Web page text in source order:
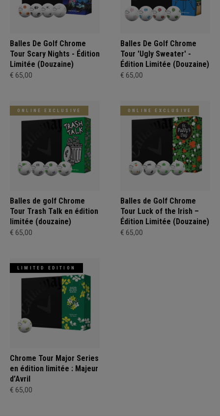
Balles De Golf Chrome
Tour Scary Nights - Édition
Limitée (Douzaine)
€ 65,00
Balles De Golf Chrome
Tour 'Ugly Sweater' -
Édition Limitée (Douzaine)
€ 65,00
ONLINE EXCLUSIVE
Balles de golf Chrome
Tour Trash Talk en édition
limitée (douzaine)
€ 65,00
ONLINE EXCLUSIVE
Balles de Golf Chrome
Tour Luck of the Irish –
Édition Limitée (Douzaine)
€ 65,00
LIMITED EDITION
Chrome Tour Major Series
en édition limitée : Majeur
d’Avril
€ 65,00